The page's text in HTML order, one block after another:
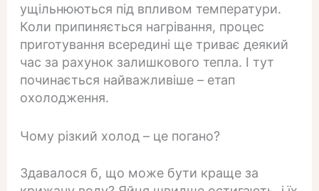
ущільнюються під впливом температури.
Коли припиняється нагрівання, процес
приготування всередині ще триває деякий
час за рахунок залишкового тепла. І тут
починається найважливіше – етап
охолодження.
Чому різкий холод – це погано?
Здавалося б, що може бути краще за